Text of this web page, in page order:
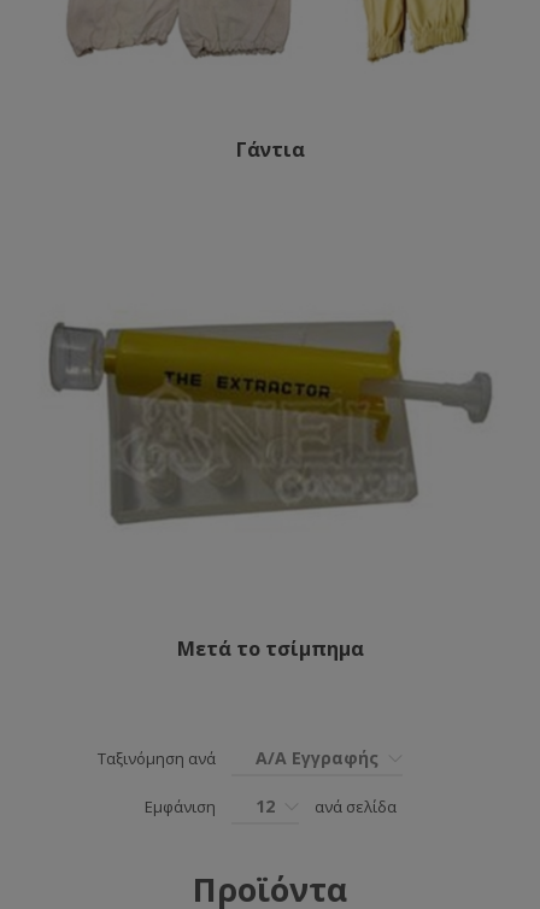
Γάντια
Μετά το τσίμπημα
Ταξινόμηση ανά Α/Α Εγγραφής
Εμφάνιση 12 ανά σελίδα
Προϊόντα